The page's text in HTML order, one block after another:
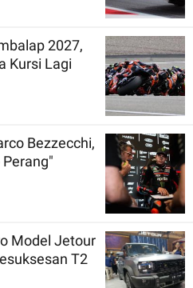
2027,
Kursi Lagi
Bezzecchi,
Model Jetour
T2